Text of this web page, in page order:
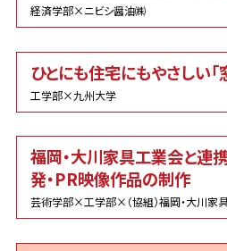
経済学部×ニビシ醤油㈱
ひとにも住宅にもやさしい
工学部×九州大学
福岡・大川家具工業会と連
発・PR映像作品の制作
芸術学部×工学部×（協組）福岡・大川家